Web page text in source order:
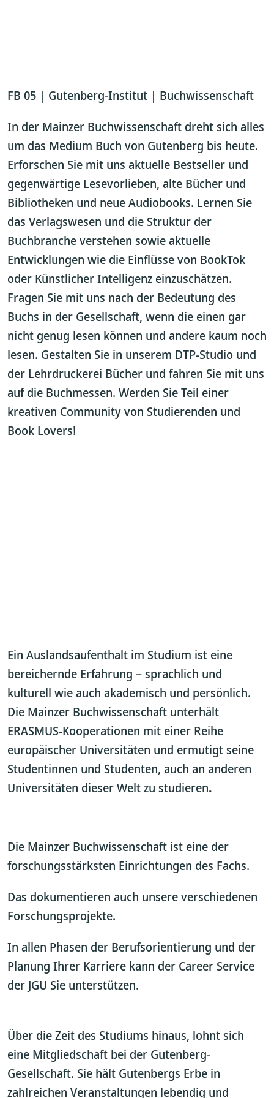
FB 05 | Gutenberg-Institut | Buchwissenschaft
In der Mainzer Buchwissenschaft dreht sich alles
um das Medium Buch von Gutenberg bis heute.
Erforschen Sie mit uns aktuelle Bestseller und
gegenwärtige Lesevorlieben, alte Bücher und
Bibliotheken und neue Audiobooks. Lernen Sie
das Verlagswesen und die Struktur der
Buchbranche verstehen sowie aktuelle
Entwicklungen wie die Einflüsse von BookTok
oder Künstlicher Intelligenz einzuschätzen.
Fragen Sie mit uns nach der Bedeutung des
Buchs in der Gesellschaft, wenn die einen gar
nicht genug lesen können und andere kaum noch
lesen. Gestalten Sie in unserem DTP-Studio und
der Lehrdruckerei Bücher und fahren Sie mit uns
auf die Buchmessen. Werden Sie Teil einer
kreativen Community von Studierenden und
Book Lovers!
Ein Auslandsaufenthalt im Studium ist eine
bereichernde Erfahrung – sprachlich und
kulturell wie auch akademisch und persönlich.
Die Mainzer Buchwissenschaft unterhält
ERASMUS-Kooperationen mit einer Reihe
europäischer Universitäten und ermutigt seine
Studentinnen und Studenten, auch an anderen
Universitäten dieser Welt zu studieren.
Die Mainzer Buchwissenschaft ist eine der
forschungsstärksten Einrichtungen des Fachs.
Das dokumentieren auch unsere verschiedenen
Forschungsprojekte.
In allen Phasen der Berufsorientierung und der
Planung Ihrer Karriere kann der Career Service
der JGU Sie unterstützen.
Über die Zeit des Studiums hinaus, lohnt sich
eine Mitgliedschaft bei der Gutenberg-
Gesellschaft. Sie hält Gutenbergs Erbe in
zahlreichen Veranstaltungen lebendig und